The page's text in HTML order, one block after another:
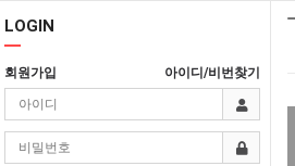
LOGIN
회원가입 아이디/비번찾기